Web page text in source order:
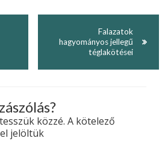
Falazatok
hagyományos jellegű
téglakötései
közzé. A kötelező
jelöltük